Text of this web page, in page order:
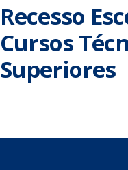
Recesso
Cursos
Superiores